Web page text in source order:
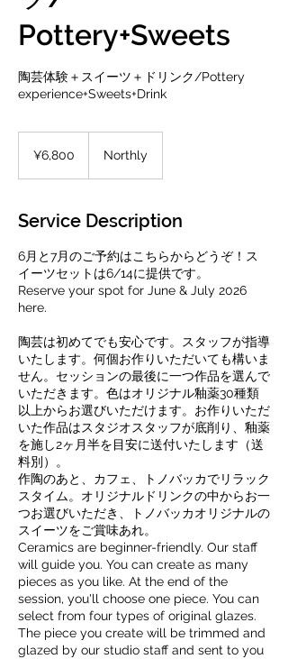
Pottery+Sweets
陶芸体験＋スイーツ＋ドリンク/Pottery
experience+Sweets+Drink
¥6,800 Northly
Service Description
6月と7月のご予約はこちらからどうぞ！ス
イーツセットは6/14に提供です。
Reserve your spot for June & July 2026
here.
陶芸は初めてでも安心です。スタッフが指導
いたします。何個お作りいただいても構いま
せん。セッションの最後に一つ作品を選んで
いただきます。色はオリジナル釉薬30種類
以上からお選びいただけます。お作りいただ
いた作品はスタジオスタッフが底削り、釉薬
を施し2ヶ月半を目安に送付いたします（送
料別）。
作陶のあと、カフェ、トノバッカでリラック
スタイム。オリジナルドリンクの中からお一
つお選びいただき、トノバッカオリジナルの
スイーツをご賞味あれ。
Ceramics are beginner-friendly. Our staff
will guide you. You can create as many
pieces as you like. At the end of the
session, you'll choose one piece. You can
select from four types of original glazes.
The piece you create will be trimmed and
glazed by our studio staff and sent to you